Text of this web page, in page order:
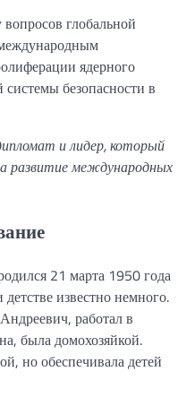
глобальной
ядерного
безопасности в
и лидер, который
развитие международных
21 марта 1950 года
известно немного.
работал в
была домохозяйкой.
но обеспечивала детей